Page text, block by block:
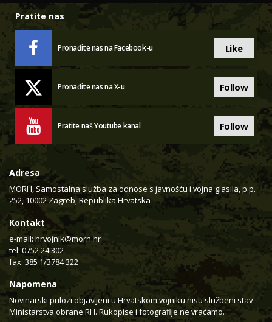
Pratite nas
Pronađite nas na Facebook-u Like
Pronađite nas na X-u Follow
Pratite naš Youtube kanal Follow
Adresa
MORH, Samostalna služba za odnose s javnošću i vojna glasila, p.p.
252, 10002 Zagreb, Republika Hrvatska
Kontakt
e-mail: hrvojnik@morh.hr
tel: 0752 24 302
fax: 385 1/3784 322
Napomena
Novinarski prilozi objavljeni u Hrvatskom vojniku nisu službeni stav
Ministarstva obrane RH. Rukopise i fotografije ne vraćamo.